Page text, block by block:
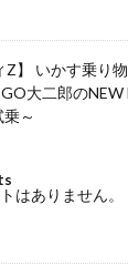
Z】 いかす乗り
大二郎のNEW
～
はありません。